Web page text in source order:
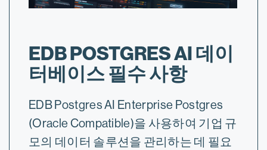
EDB POSTGRES AI 데이
터베이스 필수 사항
EDB Postgres AI Enterprise Postgres
(Oracle Compatible)을 사용하여 기업 규
모의 데이터 솔루션을 관리하는 데 필요